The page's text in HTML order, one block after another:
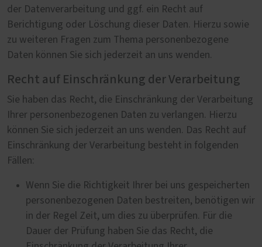
der Datenverarbeitung und ggf. ein Recht auf
Berichtigung oder Löschung dieser Daten. Hierzu sowie
zu weiteren Fragen zum Thema personenbezogene
Daten können Sie sich jederzeit an uns wenden.
Recht auf Einschränkung der Verarbeitung
Sie haben das Recht, die Einschränkung der Verarbeitung
Ihrer personenbezogenen Daten zu verlangen. Hierzu
können Sie sich jederzeit an uns wenden. Das Recht auf
Einschränkung der Verarbeitung besteht in folgenden
Fällen:
Wenn Sie die Richtigkeit Ihrer bei uns gespeicherten
personenbezogenen Daten bestreiten, benötigen wir
in der Regel Zeit, um dies zu überprüfen. Für die
Dauer der Prüfung haben Sie das Recht, die